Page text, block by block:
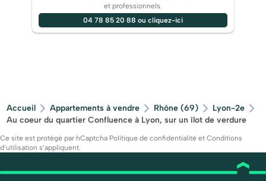
et professionnels.
04 78 85 20 88 ou cliquez-ici
Accueil Appartements à vendre Rhône (69)
Lyon-2e
Au coeur du quartier Confluence à Lyon, sur un îlot de verdure
Ce site est protégé par hCaptcha Politique de confidentialité et Conditions
d’utilisation s’appliquent.